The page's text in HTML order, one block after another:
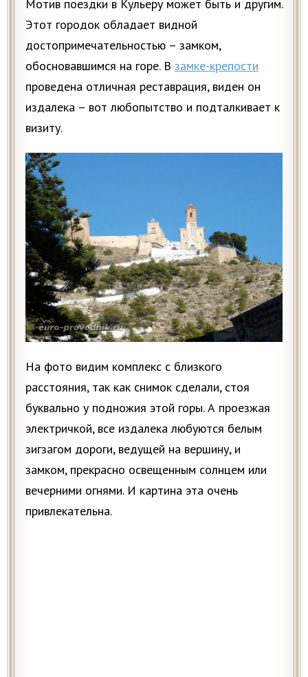
Мотив поездки в Кульеру может быть и другим.
Этот городок обладает видной
достопримечательностью – замком,
обосновавшимся на горе. В замке-крепости
проведена отличная реставрация, виден он
издалека – вот любопытство и подталкивает к
визиту.
На фото видим комплекс с близкого
расстояния, так как снимок сделали, стоя
буквально у подножия этой горы. А проезжая
электричкой, все издалека любуются белым
зигзагом дороги, ведущей на вершину, и
замком, прекрасно освещенным солнцем или
вечерними огнями. И картина эта очень
привлекательна.